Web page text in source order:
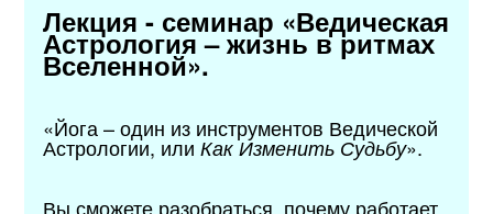
Лекция - семинар «Ведическая
Астрология – жизнь в ритмах
Вселенной».
«Йога – один из инструментов Ведической
Астрологии, илиКак Изменить Судьбу».
Вы сможете разобраться, почему работает